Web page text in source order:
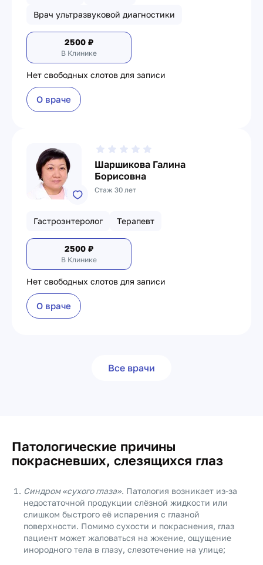
Врач ультразвуковой диагностики
2500 ₽
В Клинике
Нет свободных слотов для записи
О враче
Шаршикова Галина
Борисовна
Стаж 30 лет
Гастроэнтеролог Терапевт
2500 ₽
В Клинике
Нет свободных слотов для записи
О враче
Все врачи
Патологические причины
покрасневших, слезящихся глаз
Синдром «сухого глаза». Патология возникает из-за
недостаточной продукции слёзной жидкости или
слишком быстрого её испарения с глазной
поверхности. Помимо сухости и покраснения, глаз
пациент может жаловаться на жжение, ощущение
инородного тела в глазу, слезотечение на улице;